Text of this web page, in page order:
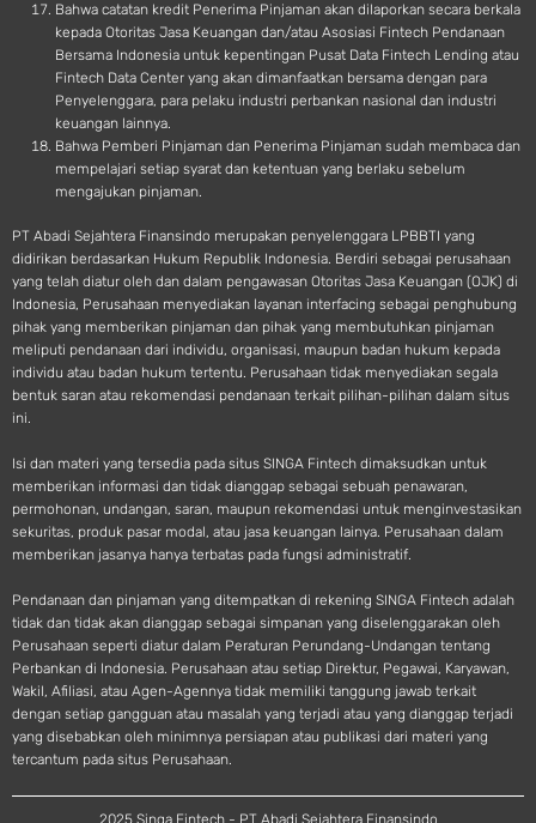
Bahwa catatan kredit Penerima Pinjaman akan dilaporkan secara berkala
kepada Otoritas Jasa Keuangan dan/atau Asosiasi Fintech Pendanaan
Bersama Indonesia untuk kepentingan Pusat Data Fintech Lending atau
Fintech Data Center yang akan dimanfaatkan bersama dengan para
Penyelenggara, para pelaku industri perbankan nasional dan industri
keuangan lainnya.
Bahwa Pemberi Pinjaman dan Penerima Pinjaman sudah membaca dan
mempelajari setiap syarat dan ketentuan yang berlaku sebelum
mengajukan pinjaman.
PT Abadi Sejahtera Finansindo merupakan penyelenggara LPBBTI yang
didirikan berdasarkan Hukum Republik Indonesia. Berdiri sebagai perusahaan
yang telah diatur oleh dan dalam pengawasan Otoritas Jasa Keuangan (OJK) di
Indonesia, Perusahaan menyediakan layanan interfacing sebagai penghubung
pihak yang memberikan pinjaman dan pihak yang membutuhkan pinjaman
meliputi pendanaan dari individu, organisasi, maupun badan hukum kepada
individu atau badan hukum tertentu. Perusahaan tidak menyediakan segala
bentuk saran atau rekomendasi pendanaan terkait pilihan-pilihan dalam situs
ini.
Isi dan materi yang tersedia pada situs SINGA Fintech dimaksudkan untuk
memberikan informasi dan tidak dianggap sebagai sebuah penawaran,
permohonan, undangan, saran, maupun rekomendasi untuk menginvestasikan
sekuritas, produk pasar modal, atau jasa keuangan lainya. Perusahaan dalam
memberikan jasanya hanya terbatas pada fungsi administratif.
Pendanaan dan pinjaman yang ditempatkan di rekening SINGA Fintech adalah
tidak dan tidak akan dianggap sebagai simpanan yang diselenggarakan oleh
Perusahaan seperti diatur dalam Peraturan Perundang-Undangan tentang
Perbankan di Indonesia. Perusahaan atau setiap Direktur, Pegawai, Karyawan,
Wakil, Afiliasi, atau Agen-Agennya tidak memiliki tanggung jawab terkait
dengan setiap gangguan atau masalah yang terjadi atau yang dianggap terjadi
yang disebabkan oleh minimnya persiapan atau publikasi dari materi yang
tercantum pada situs Perusahaan.
2025 Singa Fintech - PT Abadi Sejahtera Finansindo